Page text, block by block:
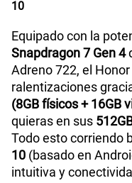
10
Equipado con la
Snapdragon 7 Gen 4
Adreno 722, el
ralentizaciones
(8GB físicos + 16GB
quieras en sus
Todo esto corriendo
10 (basado en
intuitiva y